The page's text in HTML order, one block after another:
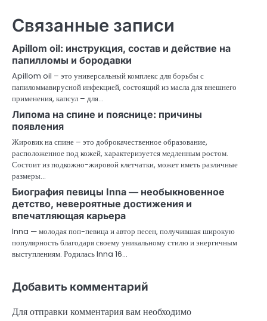
Связанные записи
Apillom oil: инструкция, состав и действие на
папилломы и бородавки
Apillom oil – это универсальный комплекс для борьбы с
папиломмавирусной инфекцией, состоящий из масла для внешнего
применения, капсул – для…
Липома на спине и пояснице: причины
появления
Жировик на спине – это доброкачественное образование,
расположенное под кожей, характеризуется медленным ростом.
Состоит из подкожно-жировой клетчатки, может иметь различные
размеры…
Биография певицы Inna — необыкновенное
детство, невероятные достижения и
впечатляющая карьера
Inna — молодая поп-певица и автор песен, получившая широкую
популярность благодаря своему уникальному стилю и энергичным
выступлениям. Родилась Inna 16…
Добавить комментарий
Для отправки комментария вам необходимо